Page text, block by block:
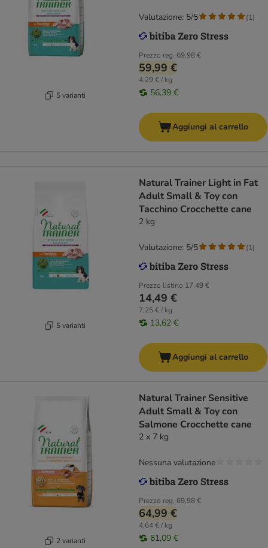
5 varianti
Prezzo reg. 69,98 €
59,99 €
4,29 € / kg
56,39 €
Valutazione: 5/5 (1)
Aggiungi al carrello
5 varianti
Natural Trainer Light in Fat
Adult Small & Toy con
Tacchino Crocchette cane
2 kg
Prezzo listino 17,49 €
14,49 €
7,25 € / kg
13,62 €
Valutazione: 5/5 (1)
Aggiungi al carrello
2 varianti
Natural Trainer Sensitive
Adult Small & Toy con
Salmone Crocchette cane
2 x 7 kg
Prezzo reg. 69,98 €
64,99 €
4,64 € / kg
61,09 €
Nessuna valutazione